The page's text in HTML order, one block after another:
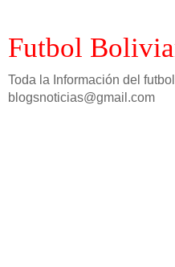
Futbol
Toda la Información del
blogsnoticias@gmail.com